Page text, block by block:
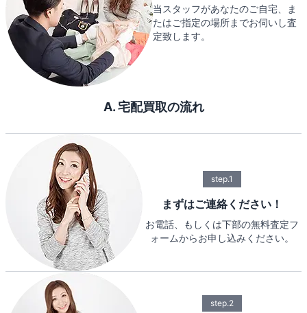
当スタッフがあなたのご自宅、ま
たはご指定の場所までお伺いし査
定致します。
A. 宅配買取の流れ
step.1
まずはご連絡ください！
お電話、もしくは下部の無料査定フ
ォームからお申し込みください。
step.2